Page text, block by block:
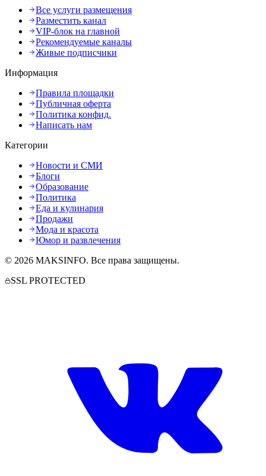
Все услуги размещения
Разместить канал
VIP-блок на главной
Рекомендуемые каналы
Живые подписчики
Информация
Правила площадки
Публичная оферта
Политика конфид.
Написать нам
Категории
Новости и СМИ
Блоги
Образование
Политика
Еда и кулинария
Продажи
Мода и красота
Юмор и развлечения
© 2026 MAKSINFO. Все права защищены.
SSL PROTECTED